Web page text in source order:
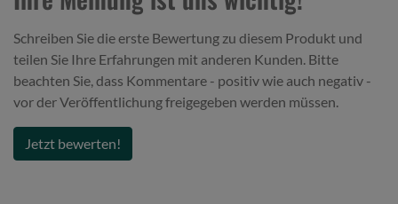
Schreiben Sie die erste Bewertung zu diesem Produkt und
teilen Sie Ihre Erfahrungen mit anderen Kunden. Bitte
beachten Sie, dass Kommentare - positiv wie auch negativ -
vor der Veröffentlichung freigegeben werden müssen.
Jetzt bewerten!